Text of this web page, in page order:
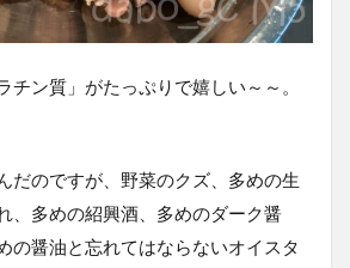
チン質」がたっぷりで嬉しい～～。
だのですが、野菜のクズ、多めの生
、多めの紹興酒、多めのダーク醤
の醤油と忘れてはならないオイスタ